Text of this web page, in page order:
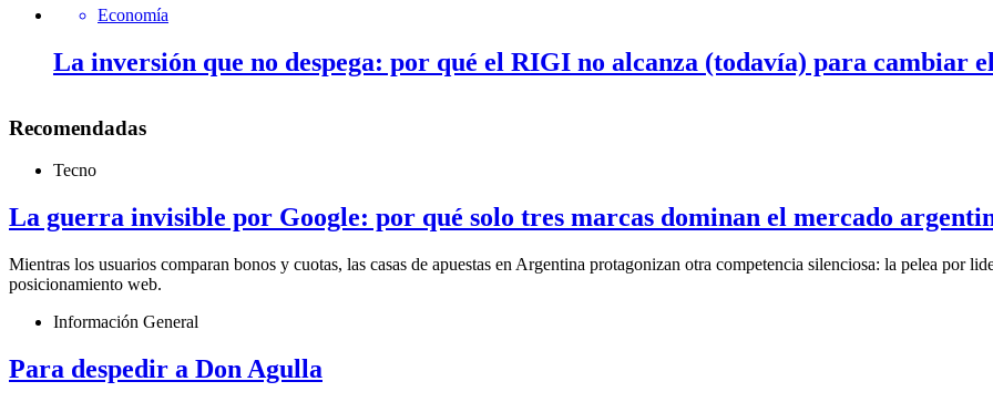
Economía
La inversión que no despega: por qué el RIGI no alcanza (todavía) para cambiar
Recomendadas
Tecno
La guerra invisible por Google: por qué solo tres marcas dominan el mercado
Mientras los usuarios comparan bonos y cuotas, las casas de apuestas en Argentina protagonizan otra competencia silenciosa: la pelea por
posicionamiento web.
Información General
Para despedir a Don Agulla